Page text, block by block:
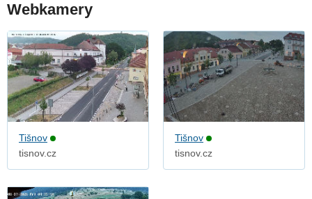
Webkamery
Tišnov
tisnov.cz
Tišnov
tisnov.cz